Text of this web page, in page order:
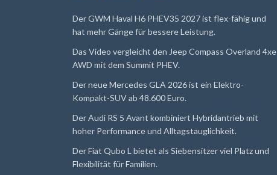
Der GWM Haval H6 PHEV35 2027 ist flex-fähig und
hat mehr Gänge für bessere Leistung.
Das Video vergleicht den Jeep Compass Overland 4xe
AWD mit dem Summit PHEV.
Der neue Mercedes GLA 2026 ist ein Elektro-
Kompakt-SUV ab 48.600 Euro.
Der Audi RS 5 Avant kombiniert Hybridantrieb mit
hoher Performance und Alltagstauglichkeit.
Der Fiat Qubo L bietet als Siebensitzer viel Platz und
Flexibilität für Familien.